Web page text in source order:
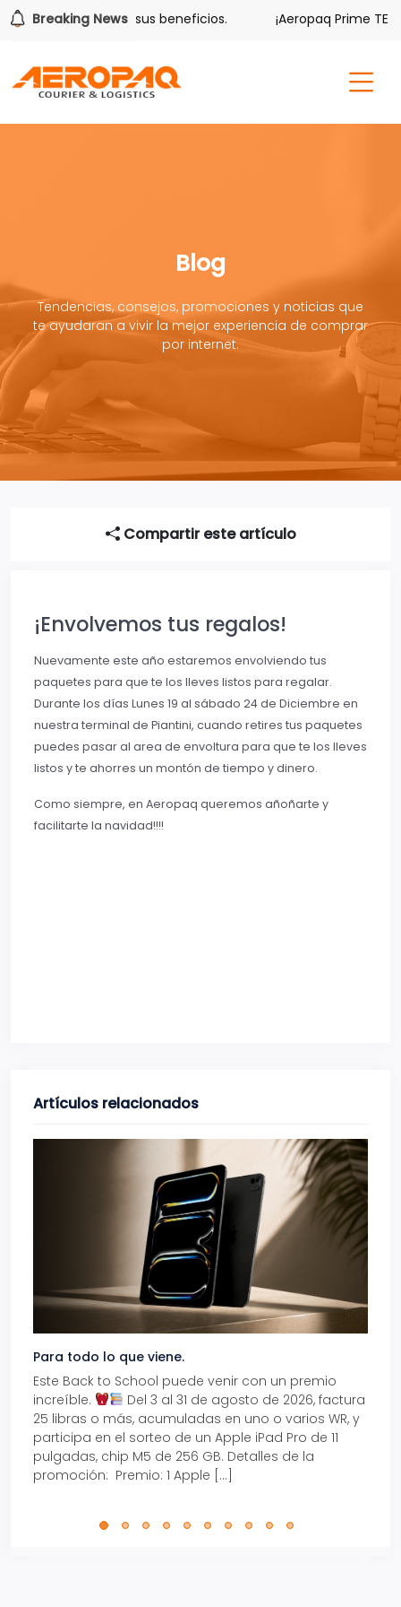
Breaking News
también tiene sus beneficios. ¡Aeropaq Prime TE DA
Blog
Tendencias, consejos, promociones y noticias que
te ayudaran a vivir la mejor experiencia de comprar
por internet.
Compartir este artículo
¡Envolvemos tus regalos!
Nuevamente este año estaremos envolviendo tus
paquetes para que te los lleves listos para regalar.
Durante los días Lunes 19 al sábado 24 de Diciembre en
nuestra terminal de Piantini, cuando retires tus paquetes
puedes pasar al area de envoltura para que te los lleves
listos y te ahorres un montón de tiempo y dinero.
Como siempre, en Aeropaq queremos añoñarte y
facilitarte la navidad!!!!
Artículos relacionados
Para todo lo que viene.
Este Back to School puede venir con un premio
increíble.
Del 3 al 31 de agosto de 2026, factura
25 libras o más, acumuladas en uno o varios WR, y
participa en el sorteo de un Apple iPad Pro de 11
pulgadas, chip M5 de 256 GB. Detalles de la
promoción: Premio: 1 Apple […]